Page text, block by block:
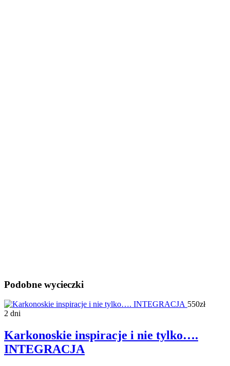
Podobne wycieczki
550zł
2 dni
Karkonoskie inspiracje i nie tylko….
INTEGRACJA